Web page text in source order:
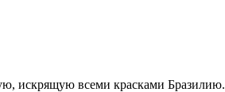
искрящую всеми красками Бразилию.